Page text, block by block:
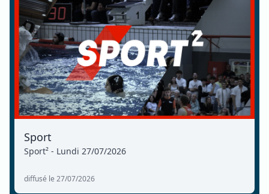
Sport
Sport² - Lundi 27/07/2026
diffusé le 27/07/2026